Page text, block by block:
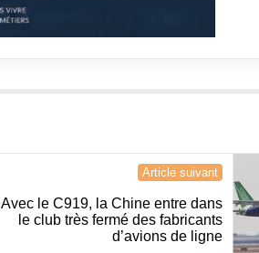
Article suivant
Avec le C919, la Chine entre dans
le club très fermé des fabricants
d’avions de ligne